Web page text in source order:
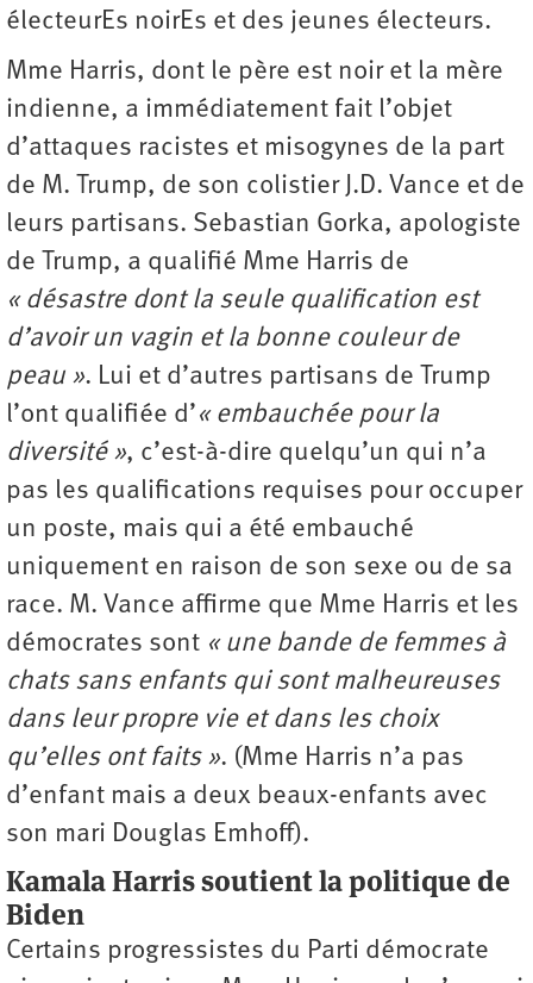
électeurEs noirEs et des jeunes électeurs.
Mme Harris, dont le père est noir et la mère
indienne, a immédiatement fait l’objet
d’attaques racistes et misogynes de la part
de M. Trump, de son colistier J.D. Vance et de
leurs partisans. Sebastian Gorka, apologiste
de Trump, a qualifié Mme Harris de
« désastre dont la seule qualification est
d’avoir un vagin et la bonne couleur de
peau ». Lui et d’autres partisans de Trump
l’ont qualifiée d’« embauchée pour la
diversité », c’est-à-dire quelqu’un qui n’a
pas les qualifications requises pour occuper
un poste, mais qui a été embauché
uniquement en raison de son sexe ou de sa
race. M. Vance affirme que Mme Harris et les
démocrates sont « une bande de femmes à
chats sans enfants qui sont malheureuses
dans leur propre vie et dans les choix
qu’elles ont faits ». (Mme Harris n’a pas
d’enfant mais a deux beaux-enfants avec
son mari Douglas Emhoff).
Kamala Harris soutient la politique de
Biden
Certains progressistes du Parti démocrate